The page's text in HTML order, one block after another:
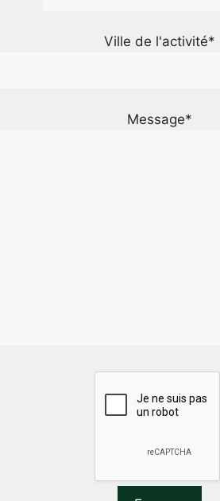
Ville de l'activité*
Message*